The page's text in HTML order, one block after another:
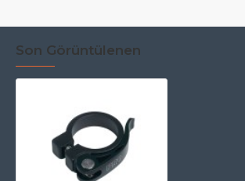
Son Görüntülenen